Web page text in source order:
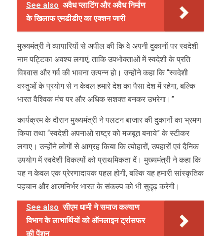
See also अवैध प्लाटिंग और अवैध निर्माण
के खिलाफ एमडीडीए का एक्शन जारी
मुख्यमंत्री ने व्यापारियों से अपील की कि वे अपनी दुकानों पर स्वदेशी
नाम पट्टिका अवश्य लगाएं, ताकि उपभोक्ताओं में स्वदेशी के प्रति
विश्वास और गर्व की भावना उत्पन्न हो। उन्होंने कहा कि “स्वदेशी
वस्तुओं के प्रयोग से न केवल हमारे देश का पैसा देश में रहेगा, बल्कि
भारत वैश्विक मंच पर और अधिक सशक्त बनकर उभरेगा।”
कार्यक्रम के दौरान मुख्यमंत्री ने पलटन बाजार की दुकानों का भ्रमण
किया तथा “स्वदेशी अपनाओ राष्ट्र को मजबूत बनाये” के स्टीकर
लगाए। उन्होंने लोगों से आग्रह किया कि त्योहारों, उपहारों एवं दैनिक
उपयोग में स्वदेशी विकल्पों को प्राथमिकता दें। मुख्यमंत्री ने कहा कि
यह न केवल एक प्रेरणादायक पहल होगी, बल्कि यह हमारी सांस्कृतिक
पहचान और आत्मनिर्भर भारत के संकल्प को भी सुदृढ़ करेगी।
See also सीएम धामी ने समाज कल्याण
विभाग के लाभार्थियों को ऑनलाइन ट्रांसफर
की पेंशन